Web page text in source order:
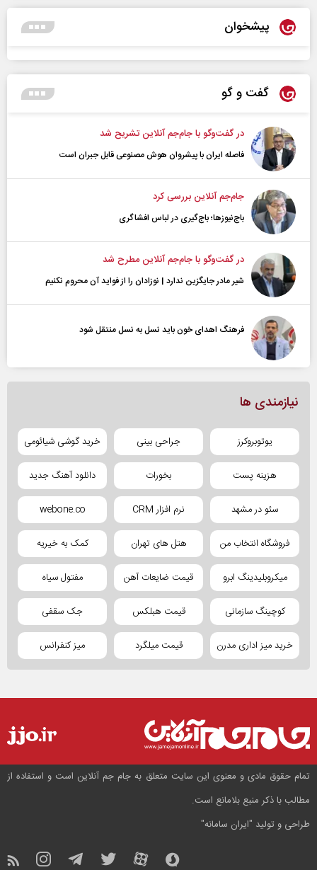
پیشخوان
گفت و گو
در گفت‌و‌گو با جام‌جم آنلاین تشریح شد
فاصله ایران با پیشرو‌ان هوش مصنوعی قابل جبران است
جام‌جم آنلاین بررسی کرد
باج‌نیوزها؛ باج‌گیری در لباس افشاگری
در گفت‌و‌گو با جام‌جم آنلاین مطرح شد
شیر مادر جایگزین ندارد | نوزادان را از فواید آن محروم نکنیم
فرهنگ اهدای خون باید نسل به نسل منتقل شود
نیازمندی ها
یوتوبروکرز جراحی بینی خرید گوشی شیائومی
هزینه پست بخورات دانلود آهنگ جدید
سئو در مشهد نرم افزار CRM webone.co
فروشگاه انتخاب من هتل های تهران کمک به خیریه
میکروبلیدینگ ابرو قیمت ضایعات آهن مفتول سیاه
کوچینگ سازمانی قیمت هبلکس جک سقفی
خرید میز اداری مدرن قیمت میلگرد میز کنفرانس
تمام حقوق مادی و معنوی این سایت متعلق به جام جم آنلاین است و استفاده از
مطالب با ذکر منبع بلامانع است.
طراحی و تولید "ایران سامانه"